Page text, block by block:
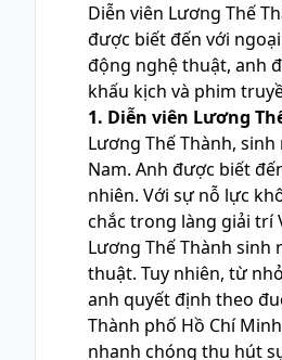
Diễn viên Lương Thế
được biết đến với
động nghệ thuật, anh
khấu kịch và phim
1. Diễn viên Lương
Lương Thế Thành,
Nam. Anh được biết
nhiên. Với sự nỗ lực
chắc trong làng giải trí
Lương Thế Thành
thuật. Tuy nhiên, từ
anh quyết định theo
Thành phố Hồ Chí
nhanh chóng thu hút